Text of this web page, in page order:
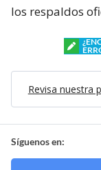
los respaldos
Revisa nuestra
Síguenos en: